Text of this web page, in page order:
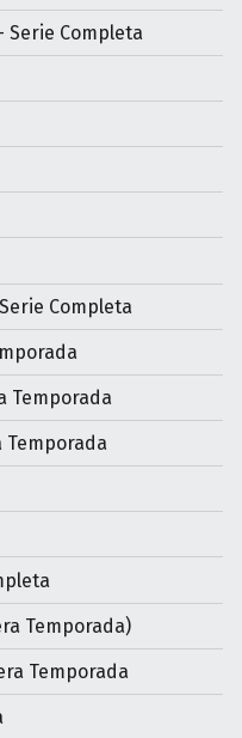
Serie Completa
Completa
Temporada
Temporada
Temporada)
Temporada